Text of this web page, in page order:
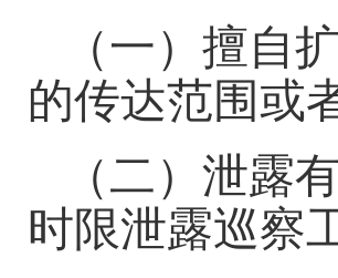
（一）擅自
的传达范围或
（二）泄露
时限泄露巡察